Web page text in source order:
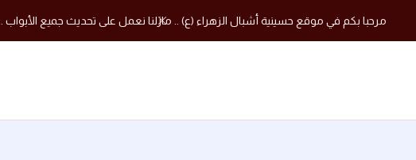
مرحبا بكم في موقع حسينية أشبال الزهراء (ع) .. مازلنا نعمل على تحديث جميع الأبواب